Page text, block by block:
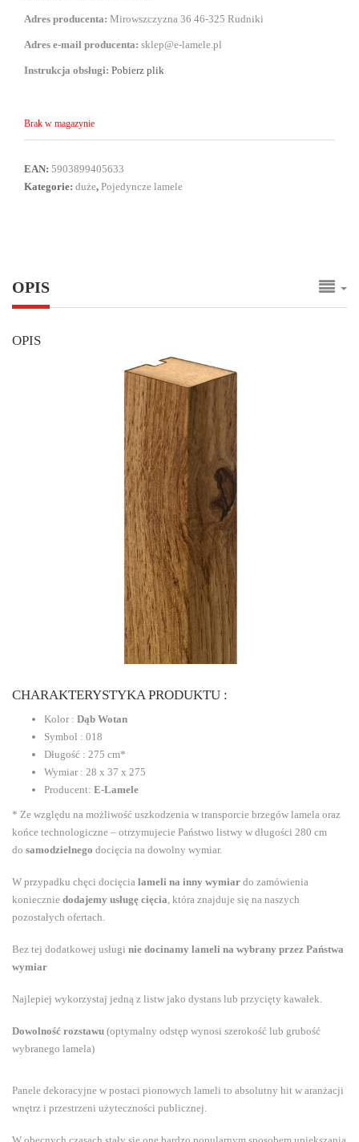
Adres producenta: Mirowszczyzna 36 46-325 Rudniki
Adres e-mail producenta: sklep@e-lamele.pl
Instrukcja obsługi: Pobierz plik
Brak w magazynie
EAN: 5903899405633
Kategorie: duże, Pojedyncze lamele
OPIS
OPIS
CHARAKTERYSTYKA PRODUKTU :
Kolor : Dąb Wotan
Symbol : 018
Długość : 275 cm*
Wymiar : 28 x 37 x 275
Producent: E-Lamele
* Ze względu na możliwość uszkodzenia w transporcie brzegów lamela oraz
końce technologiczne – otrzymujecie Państwo listwy w długości 280 cm
do samodzielnego docięcia na dowolny wymiar.
W przypadku chęci docięcia lameli na inny wymiar do zamówienia
koniecznie dodajemy usługę cięcia, która znajduje się na naszych
pozostałych ofertach.
Bez tej dodatkowej usługi nie docinamy lameli na wybrany przez Państwa
wymiar
Najlepiej wykorzystaj jedną z listw jako dystans lub przycięty kawałek.
Dowolność rozstawu (optymalny odstęp wynosi szerokość lub grubość
wybranego lamela)
Panele dekoracyjne w postaci pionowych lameli to absolutny hit w aranżacji
wnętrz i przestrzeni użyteczności publicznej.